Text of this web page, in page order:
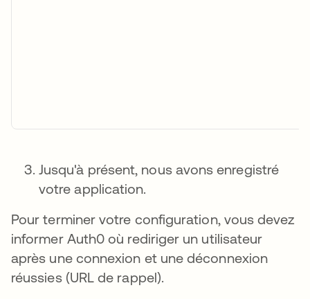
Jusqu'à présent, nous avons enregistré
votre application.
Pour terminer votre configuration, vous devez
informer Auth0 où rediriger un utilisateur
après une connexion et une déconnexion
réussies (URL de rappel).